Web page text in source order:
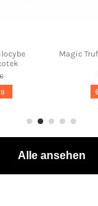
Magic
Alle ansehen